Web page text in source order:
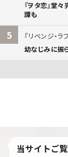
『ヲタ恋』堂
譚も
5
リベンジ・ラ
幼なじみに振
当サイトご